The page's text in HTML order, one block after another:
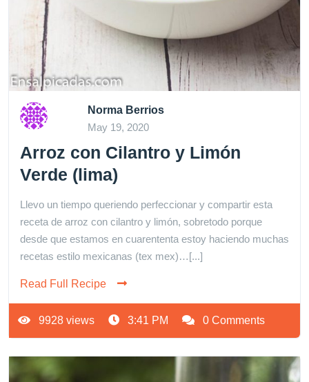
Norma Berrios
May 19, 2020
Arroz con Cilantro y Limón
Verde (lima)
Llevo un tiempo queriendo perfeccionar y compartir esta
receta de arroz con cilantro y limón, sobretodo porque
desde que estamos en cuarententa estoy haciendo muchas
recetas estilo mexicanas (tex mex)…[...]
Read Full Recipe
9928 views 3:41 PM 0 Comments